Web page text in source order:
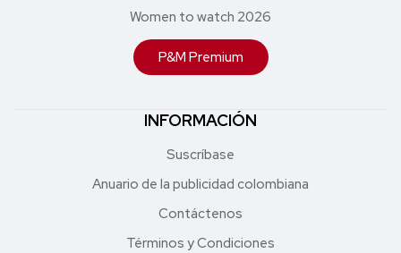
Women to watch 2026
P&M Premium
INFORMACIÓN
Suscríbase
Anuario de la publicidad colombiana
Contáctenos
Términos y Condiciones